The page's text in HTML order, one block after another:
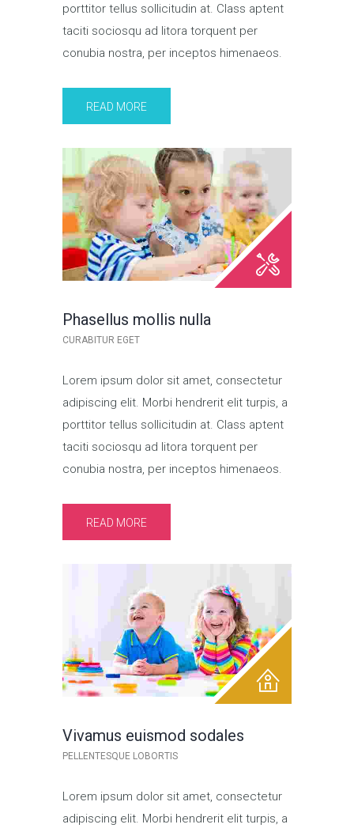
porttitor tellus sollicitudin at. Class aptent
taciti sociosqu ad litora torquent per
conubia nostra, per inceptos himenaeos.
READ MORE
Phasellus mollis nulla
CURABITUR EGET
Lorem ipsum dolor sit amet, consectetur
adipiscing elit. Morbi hendrerit elit turpis, a
porttitor tellus sollicitudin at. Class aptent
taciti sociosqu ad litora torquent per
conubia nostra, per inceptos himenaeos.
READ MORE
Vivamus euismod sodales
PELLENTESQUE LOBORTIS
Lorem ipsum dolor sit amet, consectetur
adipiscing elit. Morbi hendrerit elit turpis, a